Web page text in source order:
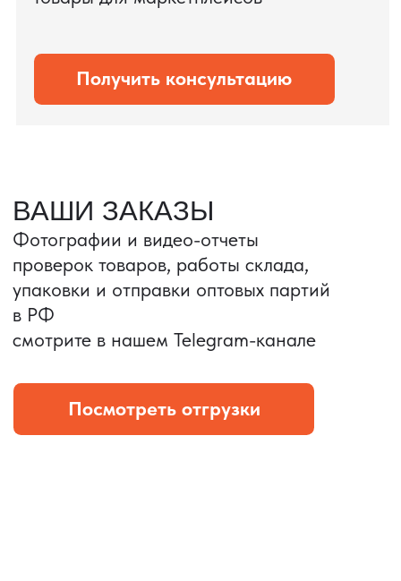
Портативные колонки
Условия: Тираж 3100 шт.
Колонка с шнуром
зарядным, без коробки
и ложемента (эвы).
Условия: Тираж 5900 шт.
15w.
Комплект: устройство +
провод Type C.
КОНТРОЛЬ КАЧЕСТВА
Проверка по ТЗ включает: